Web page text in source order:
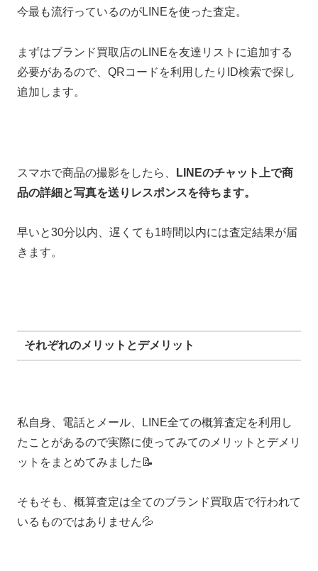
今最も流行っているのがLINEを使った査定。
まずはブランド買取店のLINEを友達リストに追加する
必要があるので、QRコードを利用したりID検索で探し
追加します。
スマホで商品の撮影をしたら、
LINEのチャット上で商
品の詳細と写真を送りレスポンスを待ちます。
早いと30分以内、遅くても1時間以内には査定結果が届
きます。
それぞれのメリットとデメリット
私自身、電話とメール、LINE全ての概算査定を利用し
たことがあるので実際に使ってみてのメリットとデメリ
ットをまとめてみました📝
そもそも、概算査定は全てのブランド買取店で行われて
いるものではありません💦